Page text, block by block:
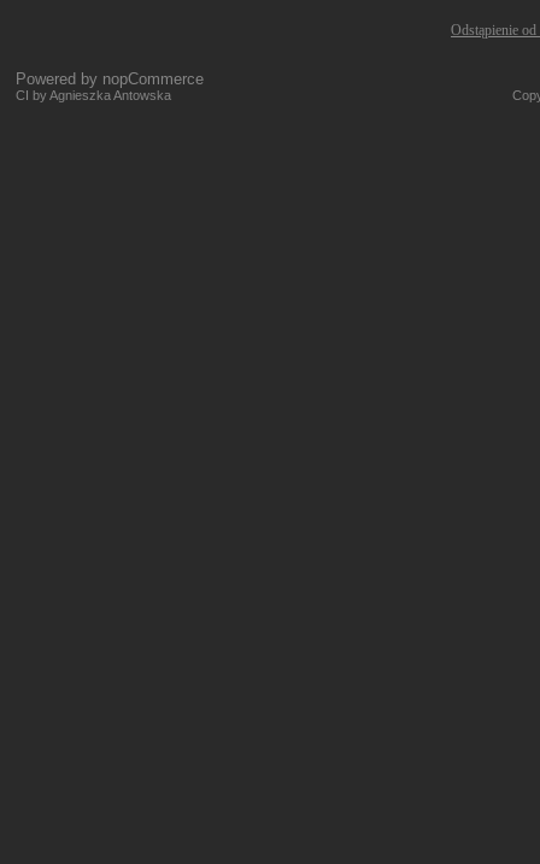
Odstąpienie
Powered by nopCommerce
CI by Agnieszka Antowska